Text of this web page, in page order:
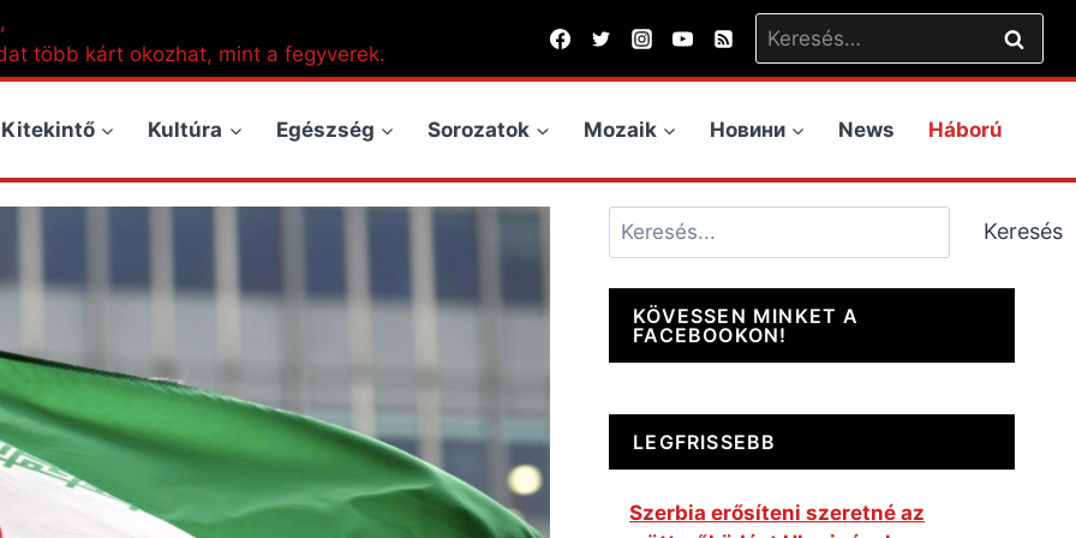
több kárt okozhat, mint a fegyverek.
Keresés:
Kitekintő Kultúra Egészség Sorozatok Mozaik Новини News Háború
Keresés Keresés
KÖVESSEN MINKET A
FACEBOOKON!
LEGFRISSEBB
Szerbia erősíteni szeretné az